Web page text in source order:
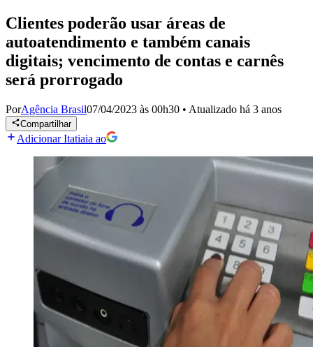
Clientes poderão usar áreas de
autoatendimento e também canais
digitais; vencimento de contas e carnês
será prorrogado
PorAgência Brasil07/04/2023 às 00h30 • Atualizado há 3 anos
Compartilhar
Adicionar Itatiaia ao